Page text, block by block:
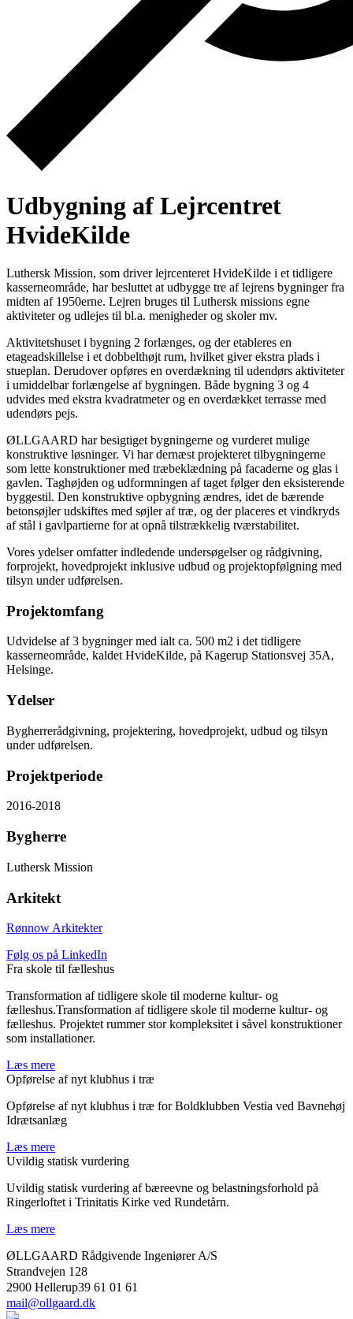
Udbygning af Lejrcentret
HvideKilde
Luthersk Mission, som driver lejrcenteret HvideKilde i et tidligere
kasserneområde, har besluttet at udbygge tre af lejrens bygninger fra
midten af 1950erne. Lejren bruges til Luthersk missions egne
aktiviteter og udlejes til bl.a. menigheder og skoler mv.
Aktivitetshuset i bygning 2 forlænges, og der etableres en
etageadskillelse i et dobbelthøjt rum, hvilket giver ekstra plads i
stueplan. Derudover opføres en overdækning til udendørs aktiviteter
i umiddelbar forlængelse af bygningen. Både bygning 3 og 4
udvides med ekstra kvadratmeter og en overdækket terrasse med
udendørs pejs.
ØLLGAARD har besigtiget bygningerne og vurderet mulige
konstruktive løsninger. Vi har dernæst projekteret tilbygningerne
som lette konstruktioner med træbeklædning på facaderne og glas i
gavlen. Taghøjden og udformningen af taget følger den eksisterende
byggestil. Den konstruktive opbygning ændres, idet de bærende
betonsøjler udskiftes med søjler af træ, og der placeres et vindkryds
af stål i gavlpartierne for at opnå tilstrækkelig tværstabilitet.
Vores ydelser omfatter indledende undersøgelser og rådgivning,
forprojekt, hovedprojekt inklusive udbud og projektopfølgning med
tilsyn under udførelsen.
Projektomfang
Udvidelse af 3 bygninger med ialt ca. 500 m2 i det tidligere
kasserneområde, kaldet HvideKilde, på Kagerup Stationsvej 35A,
Helsinge.
Ydelser
Bygherrerådgivning, projektering, hovedprojekt, udbud og tilsyn
under udførelsen.
Projektperiode
2016-2018
Bygherre
Luthersk Mission
Arkitekt
Rønnow Arkitekter
Følg os på LinkedIn
Fra skole til fælleshus
Transformation af tidligere skole til moderne kultur- og
fælleshus.Transformation af tidligere skole til moderne kultur- og
fælleshus. Projektet rummer stor kompleksitet i såvel konstruktioner
som installationer.
Læs mere
Opførelse af nyt klubhus i træ
Opførelse af nyt klubhus i træ for Boldklubben Vestia ved Bavnehøj
Idrætsanlæg
Læs mere
Uvildig statisk vurdering
Uvildig statisk vurdering af bæreevne og belastningsforhold på
Ringerloftet i Trinitatis Kirke ved Rundetårn.
Læs mere
ØLLGAARD Rådgivende Ingeniører A/S
Strandvejen 128
2900 Hellerup39 61 01 61
mail@ollgaard.dk